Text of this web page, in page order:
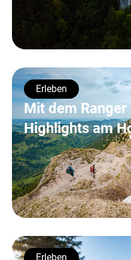
Erleben
Mit dem
Highlights am
Erleben